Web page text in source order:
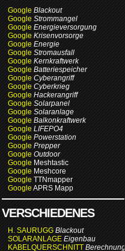
Google Blackout
Google Strommangel
Google Energieversorgung
Google Krisenvorsorge
Google Energie
Google Stromausfall
Google Kernkraftwerk
Google Batteriespeicher
Google Cyberangriff
Google Cyberkrieg
Google Hackerangriff
Google Solarpanel
Google Solaranlage
Google Balkonkraftwerk
Google LIFEPO4
Google Powerstation
Google Prepper
Google Outdoor
Google Meshtastic
Google Meshcore
Google TTNmapper
Google APRS Mapp
VERSCHIEDENES
H. SAURUGG Blackout
SOLARANLAGE Eigenbau
KABELQUERSCHNITT Berechnung